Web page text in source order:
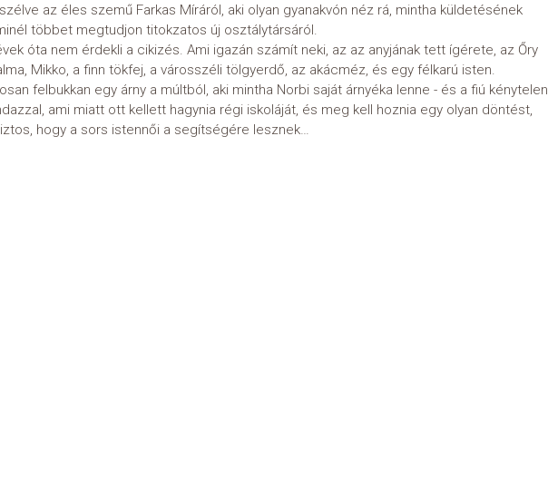
az éles szemű Farkas Míráról, aki olyan gyanakvón néz rá, mintha küldetésének
többet megtudjon titokzatos új osztálytársáról.
óta nem érdekli a cikizés. Ami igazán számít neki, az az anyjának tett ígérete, az Őry
Mikko, a finn tökfej, a városszéli tölgyerdő, az akácméz, és egy félkarú isten.
felbukkan egy árny a múltból, aki mintha Norbi saját árnyéka lenne - és a fiú kénytelen
ami miatt ott kellett hagynia régi iskoláját, és meg kell hoznia egy olyan döntést,
hogy a sors istennői a segítségére lesznek…